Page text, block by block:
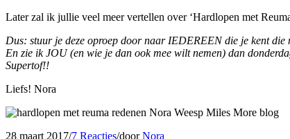
Later zal ik jullie veel meer vertellen over ‘Hardlopen met
Dus: stuur je deze oproep door naar IEDEREEN die je kent
En zie ik JOU (en wie je dan ook mee wilt nemen) dan
Supertof!!
Liefs! Nora
28 maart 2017/7 Reacties/doorNora